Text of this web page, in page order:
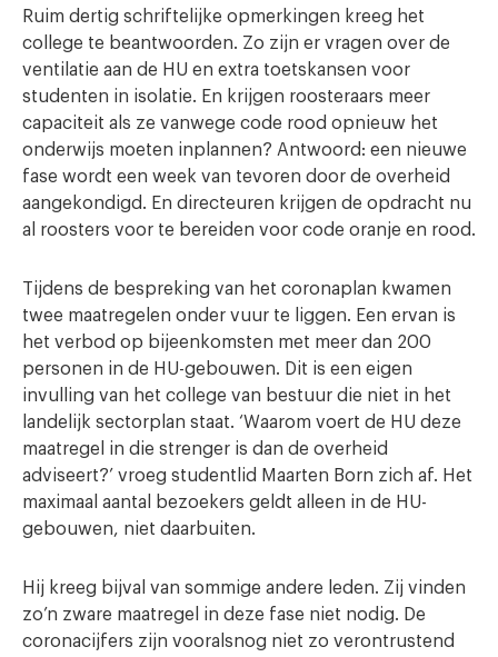
Ruim dertig schriftelijke opmerkingen kreeg het
college te beantwoorden. Zo zijn er vragen over de
ventilatie aan de HU en extra toetskansen voor
studenten in isolatie. En krijgen roosteraars meer
capaciteit als ze vanwege code rood opnieuw het
onderwijs moeten inplannen? Antwoord: een nieuwe
fase wordt een week van tevoren door de overheid
aangekondigd. En directeuren krijgen de opdracht nu
al roosters voor te bereiden voor code oranje en rood.
Tijdens de bespreking van het coronaplan kwamen
twee maatregelen onder vuur te liggen. Een ervan is
het verbod op bijeenkomsten met meer dan 200
personen in de HU-gebouwen. Dit is een eigen
invulling van het college van bestuur die niet in het
landelijk sectorplan staat. ‘Waarom voert de HU deze
maatregel in die strenger is dan de overheid
adviseert?’ vroeg studentlid Maarten Born zich af. Het
maximaal aantal bezoekers geldt alleen in de HU-
gebouwen, niet daarbuiten.
Hij kreeg bijval van sommige andere leden. Zij vinden
zo’n zware maatregel in deze fase niet nodig. De
coronacijfers zijn vooralsnog niet zo verontrustend